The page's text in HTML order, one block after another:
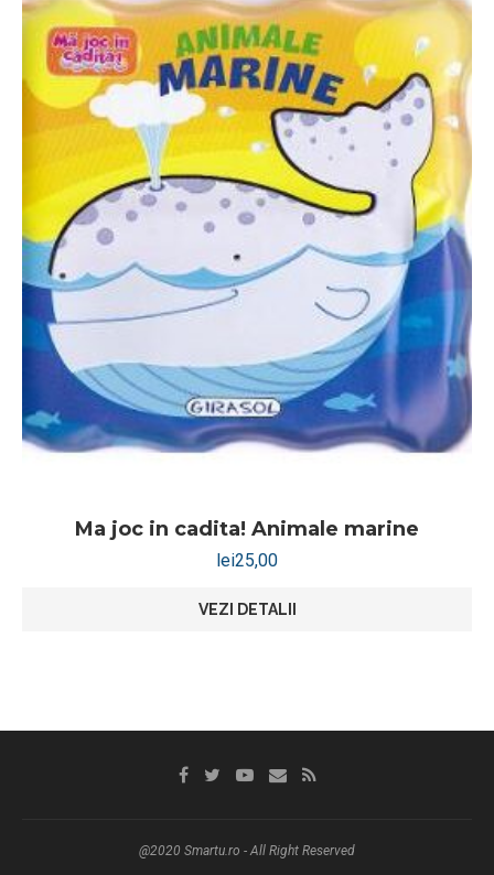
Ma joc in cadita! Animale marine
lei25,00
VEZI DETALII
@2020 Smartu.ro - All Right Reserved